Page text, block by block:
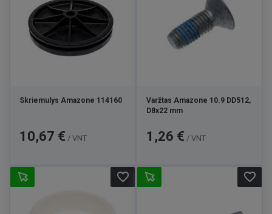
Skriemulys Amazone 114160
Kaina
10,67 € / VNT
Varžtas Amazone 10.9 DD512,
D8x22 mm
Kaina
1,26 € / VNT
favorite_border favorite_border